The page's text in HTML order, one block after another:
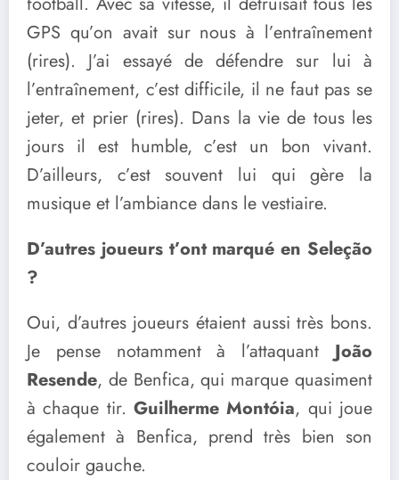
GPS qu’on avait sur nous à l’entraînement
(rires). J’ai essayé de défendre sur lui à
l’entraînement, c’est difficile, il ne faut pas se
jeter, et prier (rires). Dans la vie de tous les
jours il est humble, c’est un bon vivant.
D’ailleurs, c’est souvent lui qui gère la
musique et l’ambiance dans le vestiaire.
D’autres joueurs t’ont marqué en Seleção
?
Oui, d’autres joueurs étaient aussi très bons.
Je pense notamment à l’attaquantJoão
Resende, de Benfica, qui marque quasiment
à chaque tir. Guilherme Montóia, qui joue
également à Benfica, prend très bien son
couloir gauche.